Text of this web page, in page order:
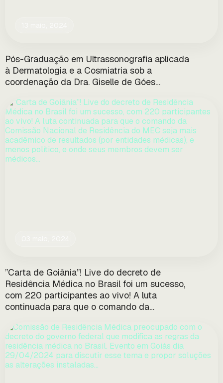
Pós-Graduação em Ultrassonografia aplicada
à Dermatologia e a Cosmiatria sob a
coordenação da Dra. Giselle de Góes…
”Carta de Goiânia”! Live do decreto de
Residência Médica no Brasil foi um sucesso,
com 220 participantes ao vivo! A luta
continuada para que o comando da
seja mais acadêmico de resultados (por
entidades médicas), e menos político, e onde
seus membros devem ser médicos…